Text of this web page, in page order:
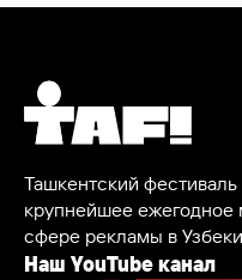
Ташкентский
крупнейшее
сфере рекламы в
Наш YouTube канал